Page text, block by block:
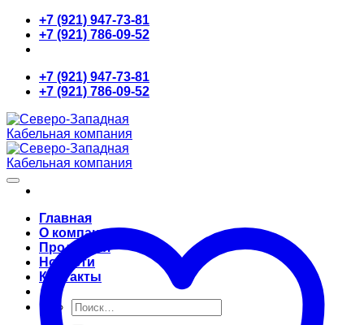
Skip
content
+7 (921) 947-73-81
+7 (921) 786-09-52
+7 (921) 947-73-81
+7 (921) 786-09-52
Главная
О компании
Продукция
Новости
Контакты
Искать: